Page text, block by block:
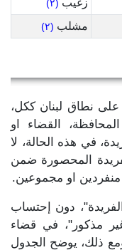
زغيب (٢)
مشلب (٢)
على نطاق لبنان ككل،
القضاء او
في هذه الحالة، لا
المحصورة ضمن
منفردين او مجموعين.
دون إحتساب
مذكور"، في قضاء
محافظة جبل لبنان هو ٢٠٣. ومع ذلك، يوضح الجدول